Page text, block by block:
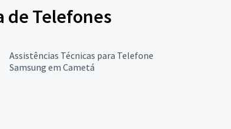
de Telefones
Assistências Técnicas para Telefone
Samsung em Cametá